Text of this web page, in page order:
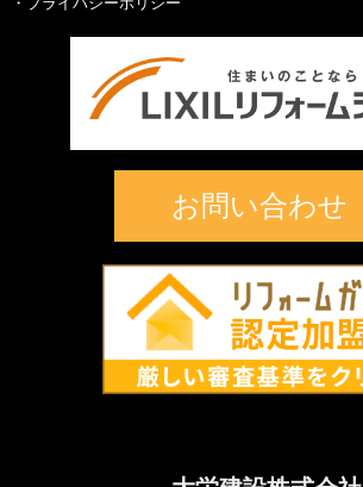
お問い合わせ